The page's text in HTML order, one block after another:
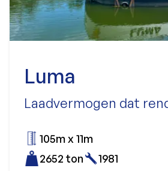
Luma
Laadvermogen dat
105m x 11m
2652 ton
1981